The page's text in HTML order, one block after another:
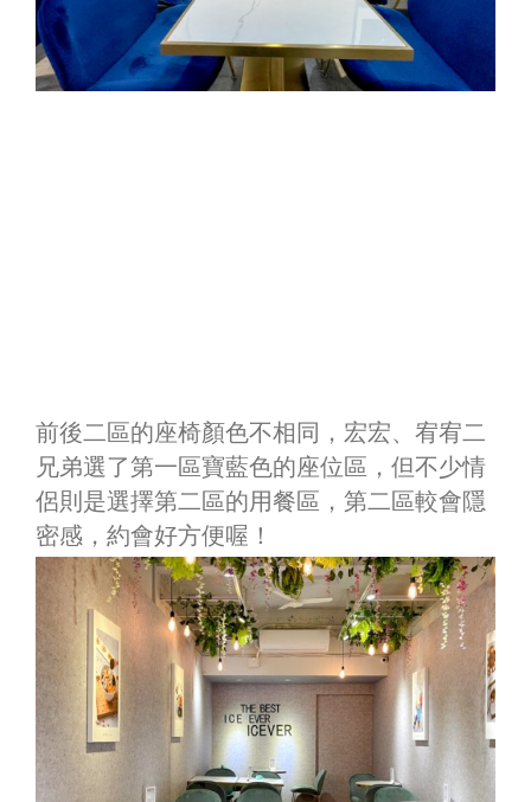
前後二區的座椅顏色不相同，宏宏、宥宥二
兄弟選了第一區寶藍色的座位區，但不少情
侶則是選擇第二區的用餐區，第二區較會隱
密感，約會好方便喔！